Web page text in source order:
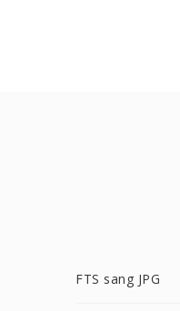
FTS sang JPG